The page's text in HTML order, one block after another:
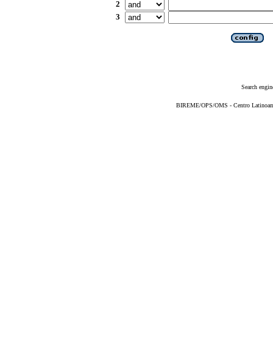
2
3
Search
BIREME/OPS/OMS - Centro